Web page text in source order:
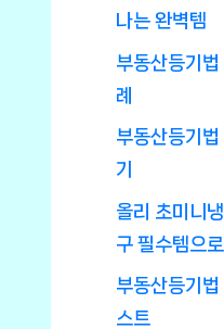
나는 완벽템
부동산등기
례
부동산등기
기
올리 초미니
구 필수템으
부동산등기법
스트